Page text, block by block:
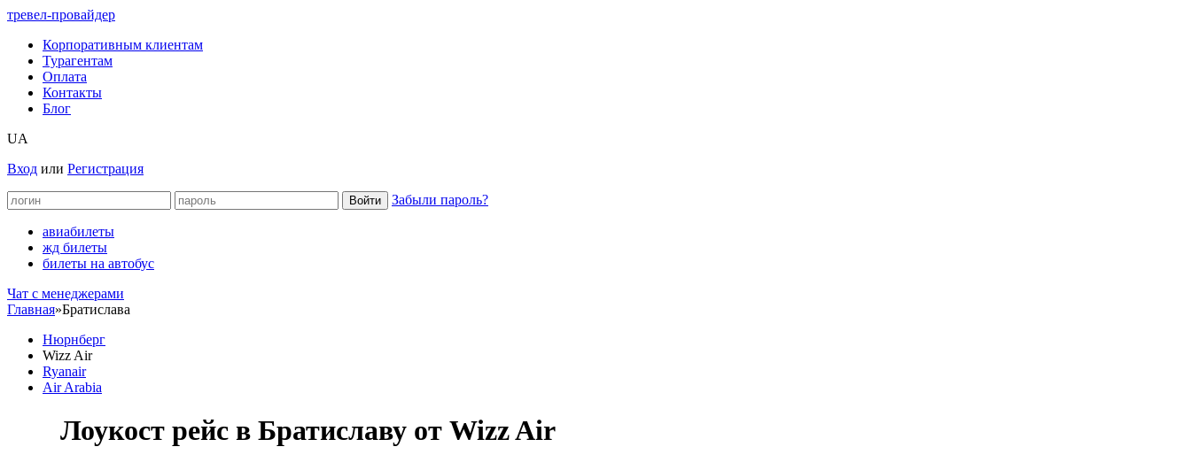
тревел-провайдер
Корпоративным клиентам
Турагентам
Оплата
Контакты
Блог
UA
Вход или Регистрация
Забыли пароль?
авиабилеты
жд билеты
билеты на автобус
Чат c менеджерами
Главная»Братислава
Нюрнберг
Wizz Air
Ryanair
Air Arabia
Лоукост рейс в Братиславу от Wizz Air